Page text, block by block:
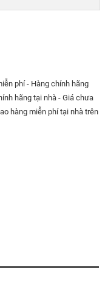
phí - Hàng chính hãng
hãng tại nhà - Giá chưa
hàng miễn phí tại nhà trên